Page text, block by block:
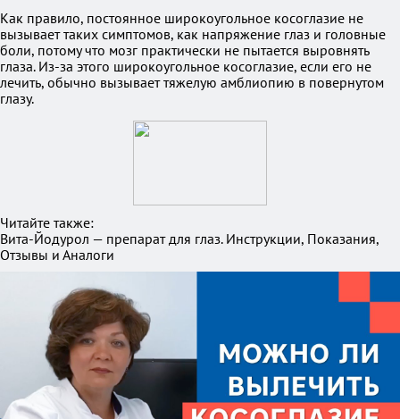
Как правило, постоянное широкоугольное косоглазие не
вызывает таких симптомов, как напряжение глаз и головные
боли, потому что мозг практически не пытается выровнять
глаза. Из-за этого широкоугольное косоглазие, если его не
лечить, обычно вызывает тяжелую амблиопию в повернутом
глазу.
Читайте также:
Вита-Йодурол — препарат для глаз. Инструкции, Показания,
Отзывы и Аналоги